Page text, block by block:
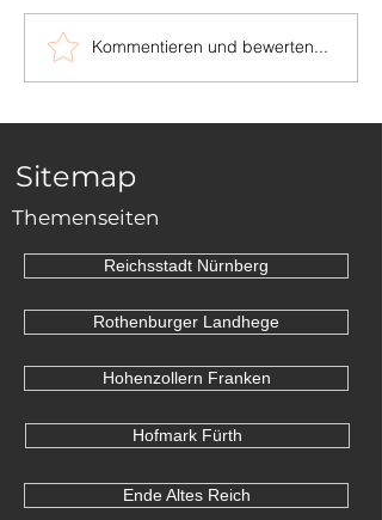
Die Grenzsteine
zwischen Schopfloch
Kommentieren und bewerten...
Sitemap
Themenseiten
Reichsstadt Nürnberg
Rothenburger Landhege
Hohenzollern Franken
Hofmark Fürth
Ende Altes Reich